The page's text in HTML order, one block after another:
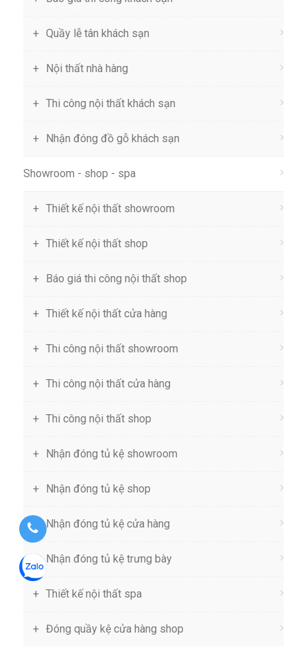
Quầy lễ tân khách sạn
Nội thất nhà hàng
Thi công nội thất khách sạn
Nhận đóng đồ gỗ khách sạn
Showroom - shop - spa
Thiết kế nội thất showroom
Thiết kế nội thất shop
Báo giá thi công nội thất shop
Thiết kế nội thất cửa hàng
Thi công nội thất showroom
Thi công nội thất cửa hàng
Thi công nội thất shop
Nhận đóng tủ kệ showroom
Nhận đóng tủ kệ shop
Nhận đóng tủ kệ cửa hàng
Nhận đóng tủ kệ trưng bày
Thiết kế nội thất spa
Đóng quầy kệ cửa hàng shop